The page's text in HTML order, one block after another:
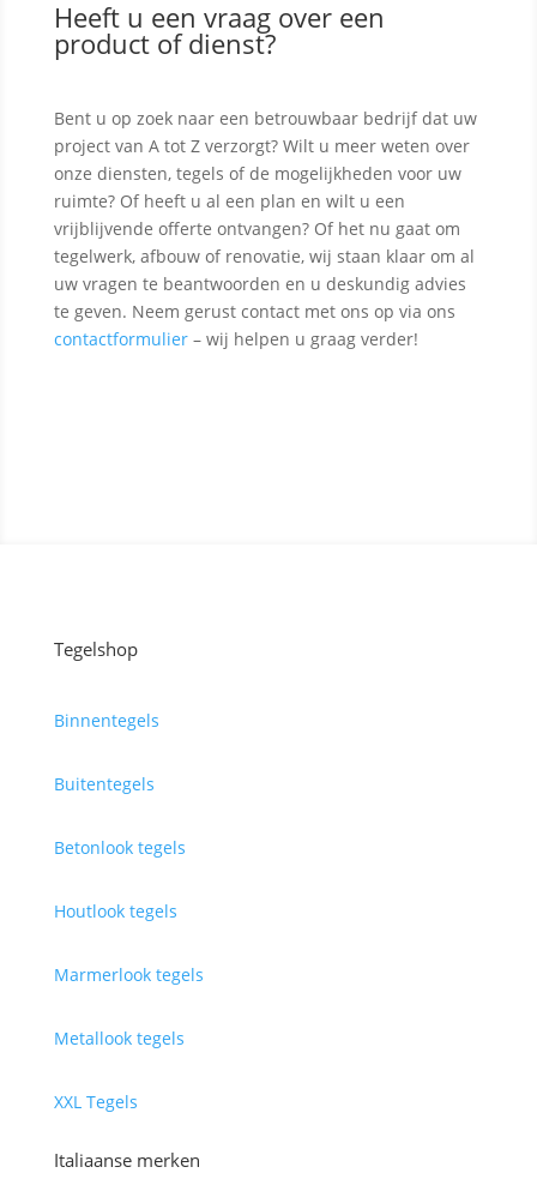
Heeft u een vraag over een
product of dienst?
Bent u op zoek naar een betrouwbaar bedrijf dat uw
project van A tot Z verzorgt? Wilt u meer weten over
onze diensten, tegels of de mogelijkheden voor uw
ruimte? Of heeft u al een plan en wilt u een
vrijblijvende offerte ontvangen? Of het nu gaat om
tegelwerk, afbouw of renovatie, wij staan klaar om al
uw vragen te beantwoorden en u deskundig advies
te geven. Neem gerust contact met ons op via ons
contactformulier– wij helpen u graag verder!
Tegelshop
Binnentegels
Buitentegels
Betonlook tegels
Houtlook tegels
Marmerlook tegels
Metallook tegels
XXL Tegels
Italiaanse merken